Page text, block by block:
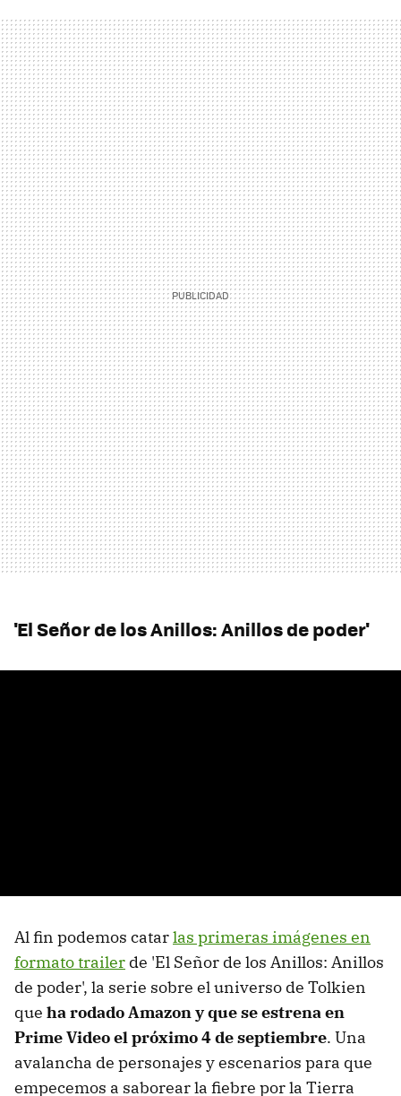
'El Señor de los Anillos: Anillos de poder'
Al fin podemos catarlas primeras imágenes en
formato trailer de 'El Señor de los Anillos: Anillos
de poder', la serie sobre el universo de Tolkien
que ha rodado Amazon y que se estrena en
Prime Video el próximo 4 de septiembre. Una
avalancha de personajes y escenarios para que
empecemos a saborear la fiebre por la Tierra